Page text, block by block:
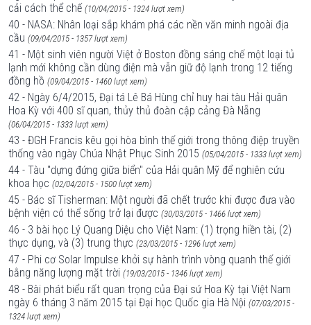
cải cách thể chế (10/04/2015 - 1324 lượt xem)
40 - NASA: Nhân loại sắp khám phá các nền văn minh ngoài địa
cầu (09/04/2015 - 1357 lượt xem)
41 - Một sinh viên người Việt ở Boston đồng sáng chế một loại tủ
lạnh mới không cần dùng điện mà vẫn giữ độ lạnh trong 12 tiếng
đồng hồ (09/04/2015 - 1460 lượt xem)
42 - Ngày 6/4/2015, Đại tá Lê Bá Hùng chỉ huy hai tàu Hải quân
Hoa Kỳ với 400 sĩ quan, thủy thủ đoàn cập cảng Đà Nẵng
(06/04/2015 - 1333 lượt xem)
43 - ĐGH Francis kêu gọi hòa bình thế giới trong thông điệp truyền
thống vào ngày Chúa Nhật Phục Sinh 2015 (05/04/2015 - 1333 lượt xem)
44 - Tàu "dựng đứng giữa biển" của Hải quân Mỹ để nghiên cứu
khoa học (02/04/2015 - 1500 lượt xem)
45 - Bác sĩ Tisherman: Một người đã chết trước khi được đưa vào
bệnh viện có thể sống trở lại được (30/03/2015 - 1466 lượt xem)
46 - 3 bài học Lý Quang Diệu cho Việt Nam: (1) trọng hiền tài, (2)
thực dụng, và (3) trung thực (23/03/2015 - 1296 lượt xem)
47 - Phi cơ Solar Impulse khởi sự hành trình vòng quanh thế giới
bằng năng lượng mặt trời (19/03/2015 - 1346 lượt xem)
48 - Bài phát biểu rất quan trọng của Đại sứ Hoa Kỳ tại Việt Nam
ngày 6 tháng 3 năm 2015 tại Đại học Quốc gia Hà Nội (07/03/2015 -
1324 lượt xem)